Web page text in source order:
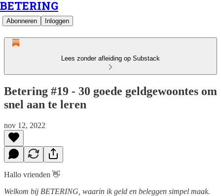
BETERING
Abonneren Inloggen
Lees zonder afleiding op Substack
Betering #19 - 30 goede geldgewoontes om
snel aan te leren
nov 12, 2022
Hallo vrienden 👋
Welkom bij BETERING, waarin ik geld en beleggen simpel maak.